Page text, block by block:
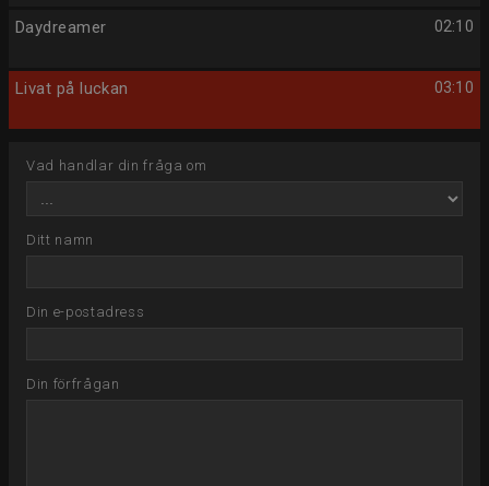
02:10
Daydreamer
03:10
Livat på luckan
Vad handlar din fråga om
Ditt namn
Din e-postadress
Din förfrågan